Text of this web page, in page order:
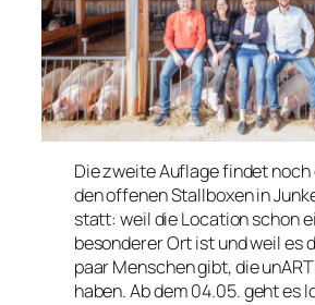
Die zweite Auflage findet noch
den offenen Stallboxen in
statt: weil die Location schon
besonderer Ort ist und weil es
paar Menschen gibt, die
haben. Ab dem 04.05. geht es